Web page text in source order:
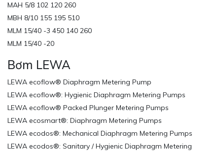
MAH 5/8 102 120 260
MBH 8/10 155 195 510
MLM 15/40 -3 450 140 260
MLM 15/40 -20
Bơm LEWA
LEWA ecoflow® Diaphragm Metering Pump
LEWA ecoflow®: Hygienic Diaphragm Metering Pumps
LEWA ecoflow® Packed Plunger Metering Pumps
LEWA ecosmart®: Diaphragm Metering Pumps
LEWA ecodos®: Mechanical Diaphragm Metering Pumps
LEWA ecodos®: Sanitary / Hygienic Diaphragm Metering